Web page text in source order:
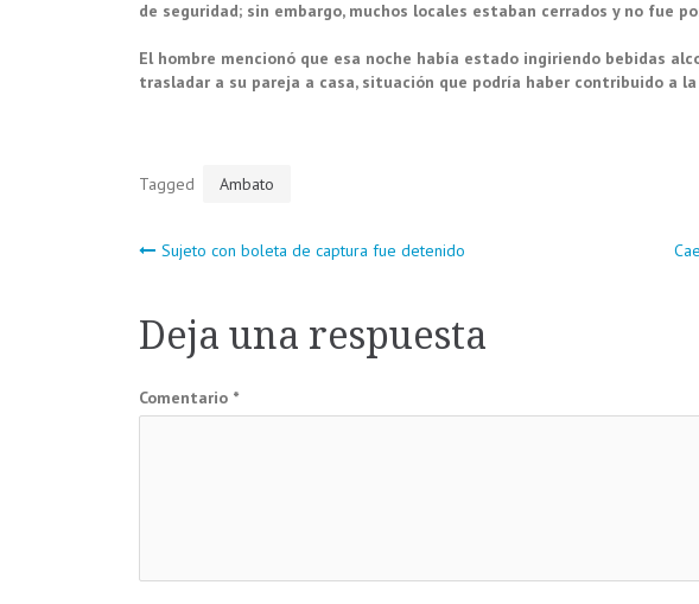
de seguridad; sin embargo, muchos locales estaban cerrados y no fue
El hombre mencionó que esa noche había estado ingiriendo bebidas
trasladar a su pareja a casa, situación que podría haber contribuido a
Tagged Ambato
Navegación
de
entradas
Sujeto con boleta de captura fue detenido
Deja una respuesta
Comentario *